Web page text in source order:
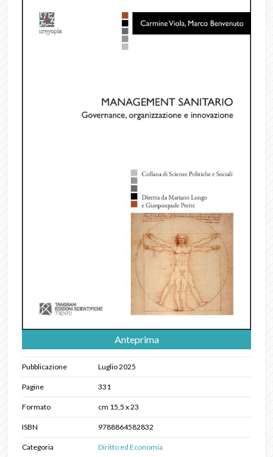
Anteprima
Pubblicazione Luglio 2025
Pagine 331
Formato cm 15,5 x 23
ISBN 9788864582832
Categoria Diritto ed Economia